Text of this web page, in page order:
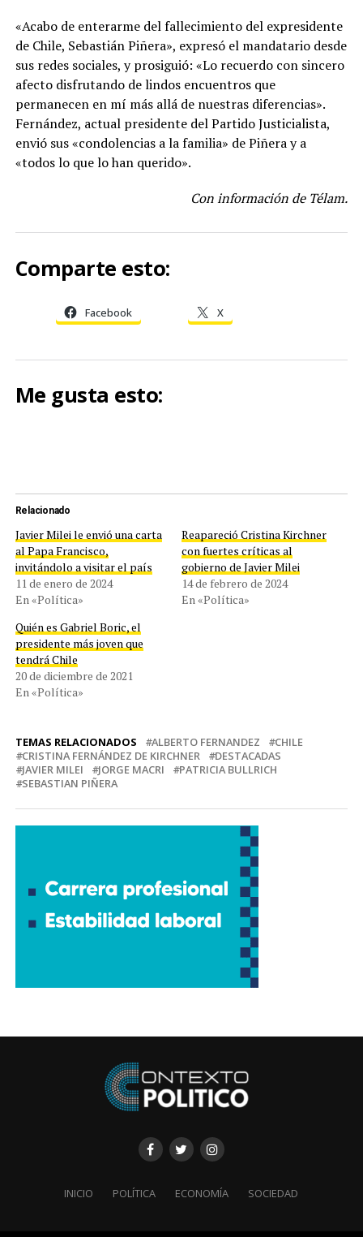
«Acabo de enterarme del fallecimiento del expresidente
de Chile, Sebastián Piñera», expresó el mandatario desde
sus redes sociales, y prosiguió: «Lo recuerdo con sincero
afecto disfrutando de lindos encuentros que
permanecen en mí más allá de nuestras diferencias».
Fernández, actual presidente del Partido Justicialista,
envió sus «condolencias a la familia» de Piñera y a
«todos lo que lo han querido».
Con información de Télam.
Comparte esto:
Facebook X
Me gusta esto:
Relacionado
Javier Milei le envió una carta
al Papa Francisco,
invitándolo a visitar el país
11 de enero de 2024
En «Política»
Reapareció Cristina Kirchner
con fuertes críticas al
gobierno de Javier Milei
14 de febrero de 2024
En «Política»
Quién es Gabriel Boric, el
presidente más joven que
tendrá Chile
20 de diciembre de 2021
En «Política»
TEMAS RELACIONADOS ALBERTO FERNANDEZ
CHILE
CRISTINA FERNÁNDEZ DE KIRCHNER
DESTACADAS
JAVIER MILEI
JORGE MACRI
PATRICIA BULLRICH
SEBASTIAN PIÑERA
INICIO POLÍTICA ECONOMÍA SOCIEDAD